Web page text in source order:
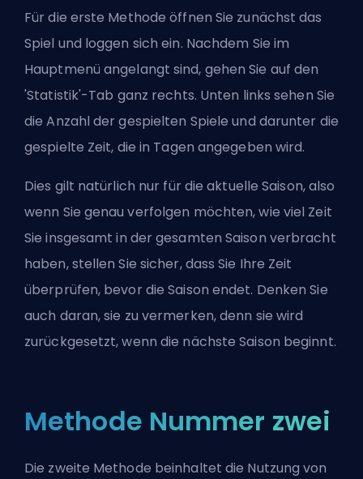
Für die erste Methode öffnen Sie zunächst das
Spiel und loggen sich ein. Nachdem Sie im
Hauptmenü angelangt sind, gehen Sie auf den
'Statistik'-Tab ganz rechts. Unten links sehen Sie
die Anzahl der gespielten Spiele und darunter die
gespielte Zeit, die in Tagen angegeben wird.
Dies gilt natürlich nur für die aktuelle Saison, also
wenn Sie genau verfolgen möchten, wie viel Zeit
Sie insgesamt in der gesamten Saison verbracht
haben, stellen Sie sicher, dass Sie Ihre Zeit
überprüfen, bevor die Saison endet. Denken Sie
auch daran, sie zu vermerken, denn sie wird
zurückgesetzt, wenn die nächste Saison beginnt.
Methode Nummer zwei
Die zweite Methode beinhaltet die Nutzung von